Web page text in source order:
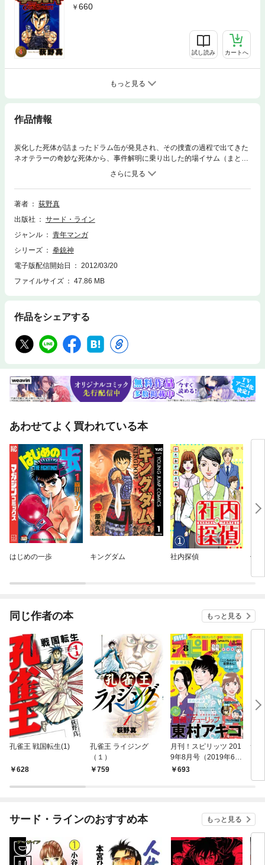
660
試し読み カートへ
もっと見る
作品情報
炭化した死体が詰まったドラム缶が発見され、その捜査の過程で出てきた
ネオテラーの奇妙な死体から、事件解明に乗り出した的場イサム（まと
ば・いさむ）をはじめとした特殺課メンバー達。その現場を検証した梓弓
鶴（あずさ・ゆづる）は、ネオテラーの死体の特徴が最近見るおかしな夢
と一致する部分があることに気付くのだが……!?
著者
荻野真
出版社
サード・ライン
ジャンル
青年マンガ
シリーズ
拳銃神
電子版配信開始日
2012/03/20
ファイルサイズ
47.86 MB
作品をシェアする
あわせてよく買われている本
はじめの一歩 キングダム 社内探偵 伝
同じ作者の本 もっと見る
孔雀王 戦国転生(1)
628
孔雀王 ライジング
（１）
759
月刊！スピリッツ 201
9年8月号（2019年6月
27日発売号）
693
サ
サード・ラインのおすすめ本 もっと見る